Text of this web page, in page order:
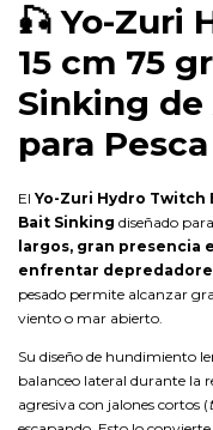
🎣Yo-Zuri
15 cm 75
Sinking de
para
El Yo-Zuri Hydro Twitch
Bait Sinking diseñado
largos, gran presencia
enfrentar
pesado permite alcanzar
viento o mar abierto.
Su diseño de hundimiento
balanceo lateral durante la
agresiva con jalones cortos (